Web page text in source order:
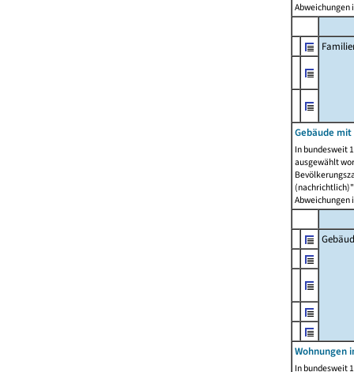
Abweichungen
Gebäude
In bundesweit
ausgewählt
Abweichungen
Wohnungen
In bundesweit